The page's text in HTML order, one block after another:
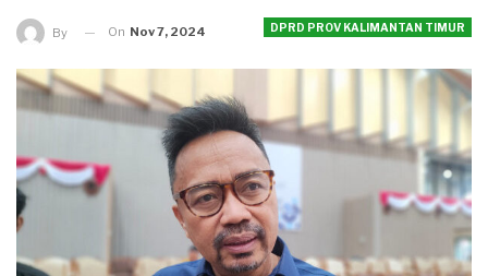
DPRD PROV KALIMANTAN TIMUR
By On Nov 7, 2024